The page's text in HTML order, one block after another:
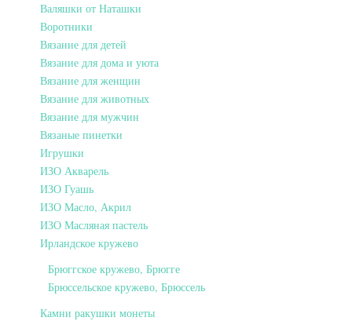
Валяшки от Наташки
Воротники
Вязание для детей
Вязание для дома и уюта
Вязание для женщин
Вязание для животных
Вязание для мужчин
Вязаные пинетки
Игрушки
ИЗО Акварель
ИЗО Гуашь
ИЗО Масло, Акрил
ИЗО Масляная пастель
Ирландское кружево
Брюггское кружево, Брюгге
Брюссельское кружево, Брюссель
Камни ракушки монеты